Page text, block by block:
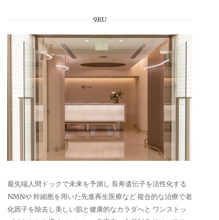
9RU
最先端人間ドックで未来を予測し 長寿遺伝子を活性化する
NMNや 幹細胞を用いた先進再生医療など 複合的な治療で老
化因子を除去し美しい肌と健康的なカラダへと ワンストッ